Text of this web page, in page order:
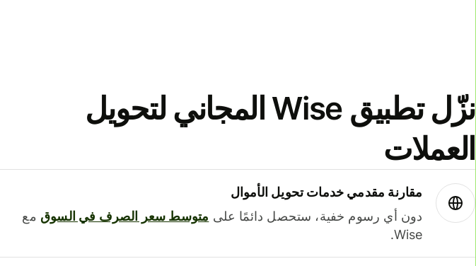
نزّل تطبيق Wise المجاني لتحويل
العملات
مقارنة مقدمي خدمات تحويل الأموال
دون أي رسوم خفية، ستحصل دائمًا على متوسط ​​سعر الصرف في السوق مع
Wise.